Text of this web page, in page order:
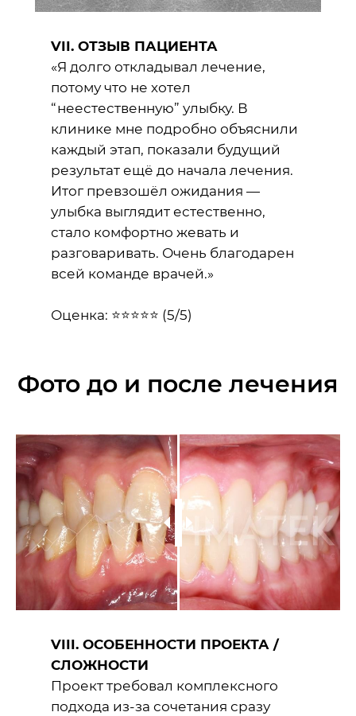
VII. ОТЗЫВ ПАЦИЕНТА
«Я долго откладывал лечение,
потому что не хотел
“неестественную” улыбку. В
клинике мне подробно объяснили
каждый этап, показали будущий
результат ещё до начала лечения.
Итог превзошёл ожидания —
улыбка выглядит естественно,
стало комфортно жевать и
разговаривать. Очень благодарен
всей команде врачей.»
Оценка: ⭐⭐⭐⭐⭐ (5/5)
Фото до и после лечения
VIII. ОСОБЕННОСТИ ПРОЕКТА /
СЛОЖНОСТИ
Проект требовал комплексного
подхода из-за сочетания сразу